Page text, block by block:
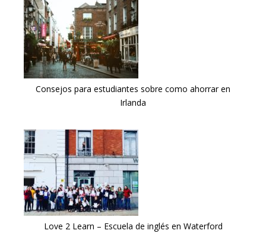
Consejos para estudiantes sobre como ahorrar en
Irlanda
Love 2 Learn – Escuela de inglés en Waterford